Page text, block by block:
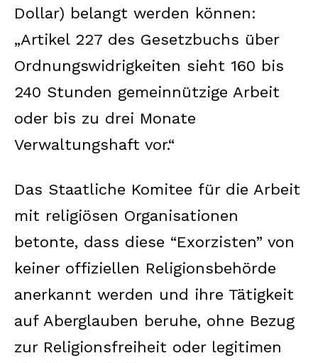
Dollar) belangt werden können:
„Artikel 227 des Gesetzbuchs über
Ordnungswidrigkeiten sieht 160 bis
240 Stunden gemeinnützige Arbeit
oder bis zu drei Monate
Verwaltungshaft vor.“
Das Staatliche Komitee für die Arbeit
mit religiösen Organisationen
betonte, dass diese “Exorzisten” von
keiner offiziellen Religionsbehörde
anerkannt werden und ihre Tätigkeit
auf Aberglauben beruhe, ohne Bezug
zur Religionsfreiheit oder legitimen